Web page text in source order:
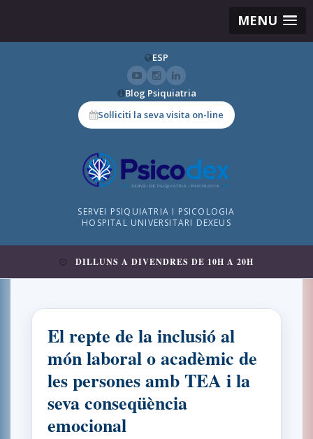
MENU
ESP
Blog Psiquiatria
Sol·liciti la seva visita on-line
SERVEI PSIQUIATRIA I PSICOLOGIA
HOSPITAL UNIVERSITARI DEXEUS
DILLUNS A DIVENDRES DE 10H A 20H
El repte de la inclusió al
món laboral o acadèmic de
les persones amb TEA i la
seva conseqüència
emocional